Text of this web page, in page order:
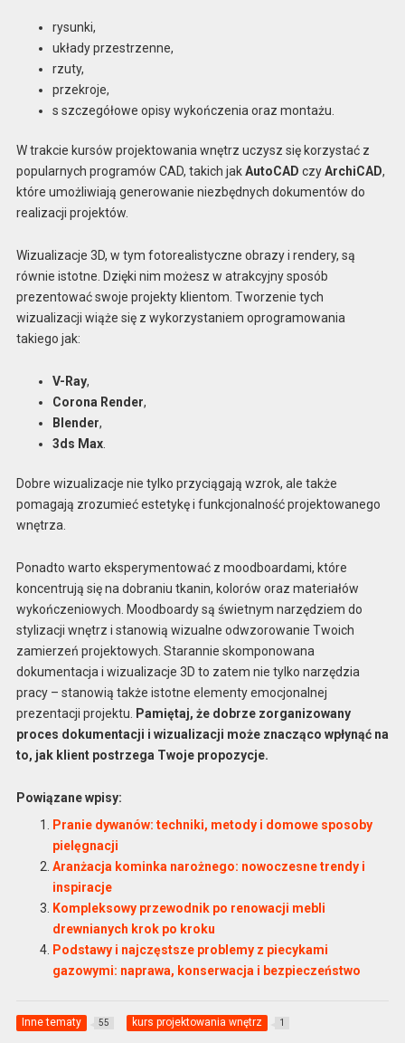
rysunki,
układy przestrzenne,
rzuty,
przekroje,
s szczegółowe opisy wykończenia oraz montażu.
W trakcie kursów projektowania wnętrz uczysz się korzystać z
popularnych programów CAD, takich jakAutoCAD czyArchiCAD,
które umożliwiają generowanie niezbędnych dokumentów do
realizacji projektów.
Wizualizacje 3D, w tym fotorealistyczne obrazy i rendery, są
równie istotne. Dzięki nim możesz w atrakcyjny sposób
prezentować swoje projekty klientom. Tworzenie tych
wizualizacji wiąże się z wykorzystaniem oprogramowania
takiego jak:
V-Ray,
Corona Render,
Blender,
3ds Max.
Dobre wizualizacje nie tylko przyciągają wzrok, ale także
pomagają zrozumieć estetykę i funkcjonalność projektowanego
wnętrza.
Ponadto warto eksperymentować z moodboardami, które
koncentrują się na dobraniu tkanin, kolorów oraz materiałów
wykończeniowych. Moodboardy są świetnym narzędziem do
stylizacji wnętrz i stanowią wizualne odwzorowanie Twoich
zamierzeń projektowych. Starannie skomponowana
dokumentacja i wizualizacje 3D to zatem nie tylko narzędzia
pracy – stanowią także istotne elementy emocjonalnej
prezentacji projektu.
Pamiętaj, że dobrze zorganizowany
proces dokumentacji i wizualizacji może znacząco wpłynąć na
to, jak klient postrzega Twoje propozycje.
Powiązane wpisy:
Pranie dywanów: techniki, metody i domowe sposoby
pielęgnacji
Aranżacja kominka narożnego: nowoczesne trendy i
inspiracje
Kompleksowy przewodnik po renowacji mebli
drewnianych krok po kroku
Podstawy i najczęstsze problemy z piecykami
gazowymi: naprawa, konserwacja i bezpieczeństwo
Inne tematy 55 kurs projektowania wnętrz 1